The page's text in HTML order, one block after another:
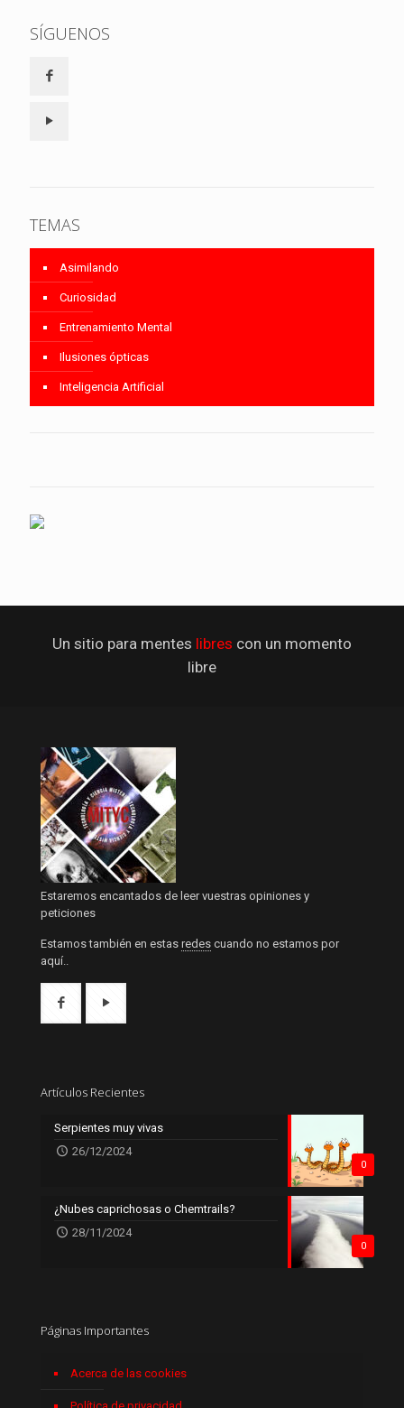
SÍGUENOS
TEMAS
Asimilando
Curiosidad
Entrenamiento Mental
Ilusiones ópticas
Inteligencia Artificial
Un sitio para mentes libres con un momento
libre
Estaremos encantados de leer vuestras opiniones y
peticiones
Estamos también en estas redes cuando no estamos por
aquí..
Artículos Recientes
0
Serpientes muy vivas
26/12/2024
0
¿Nubes caprichosas o Chemtrails?
28/11/2024
Páginas Importantes
Acerca de las cookies